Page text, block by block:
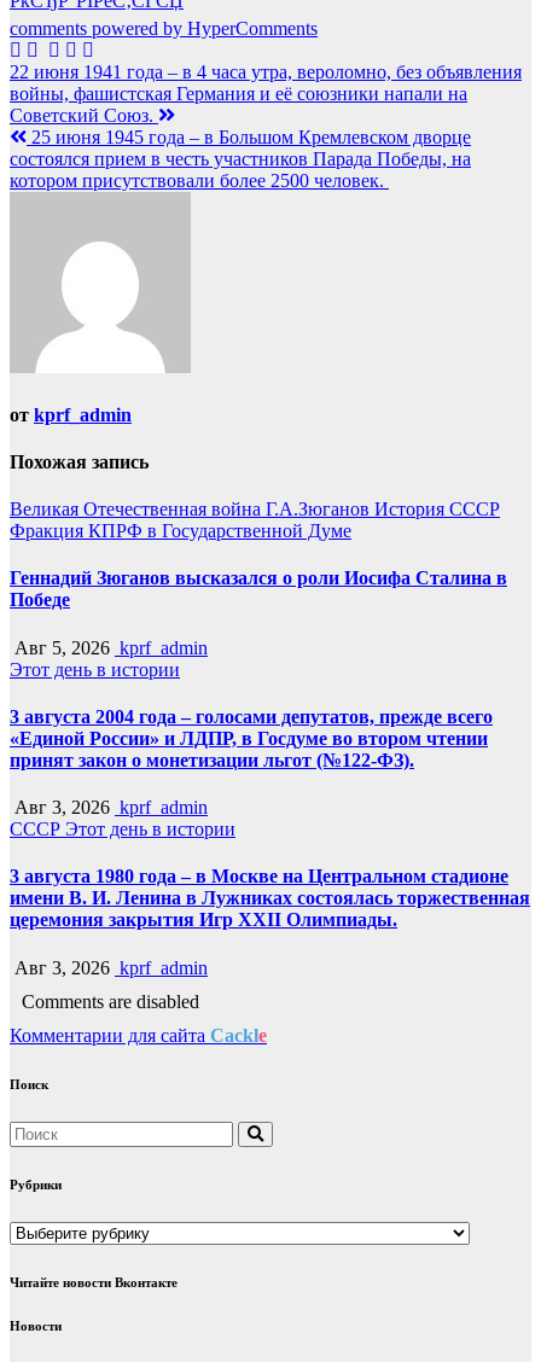
comments powered by HyperComments
Навигация
по
записям
22 июня 1941 года – в 4 часа утра, вероломно, без объявления
войны, фашистская Германия и её союзники напали на
Советский Союз.
25 июня 1945 года – в Большом Кремлевском дворце
состоялся прием в честь участников Парада Победы, на
котором присутствовали более 2500 человек.
от kprf_admin
Похожая запись
Великая Отечественная война Г.А.Зюганов История СССР
Фракция КПРФ в Государственной Думе
Геннадий Зюганов высказался о роли Иосифа Сталина в
Победе
Авг 5, 2026 kprf_admin
Этот день в истории
3 августа 2004 года – голосами депутатов, прежде всего
«Единой России» и ЛДПР, в Госдуме во втором чтении
принят закон о монетизации льгот (№122-ФЗ).
Авг 3, 2026 kprf_admin
СССР Этот день в истории
3 августа 1980 года – в Москве на Центральном стадионе
имени В. И. Ленина в Лужниках состоялась торжественная
церемония закрытия Игр XXII Олимпиады.
Авг 3, 2026 kprf_admin
Comments are disabled
Комментарии для сайта Cackle
Поиск
Рубрики
Рубрики
Читайте новости Вконтакте
Новости